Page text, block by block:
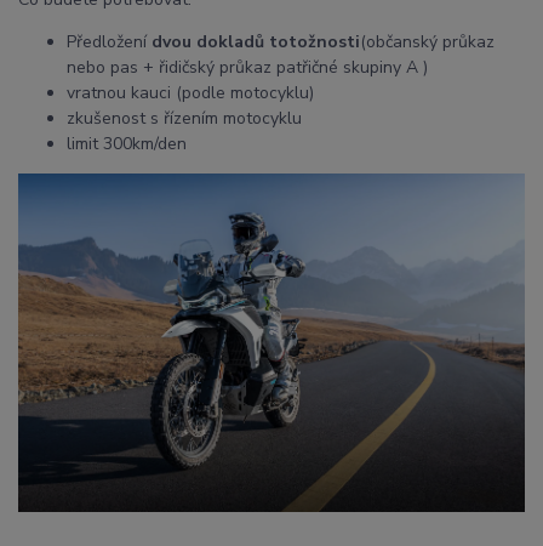
Předložení dvou dokladů totožnosti(občanský průkaz
nebo pas + řidičský průkaz patřičné skupiny A )
vratnou kauci (podle motocyklu)
zkušenost s řízením motocyklu
limit 300km/den